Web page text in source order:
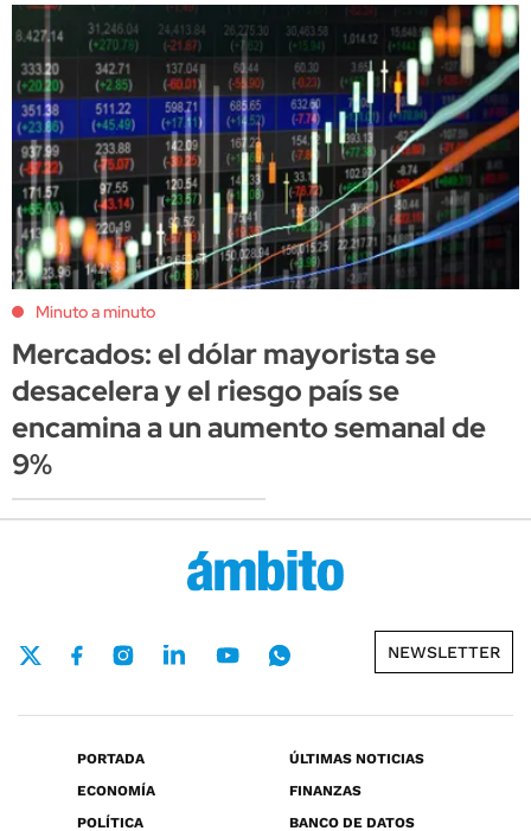
Minuto a minuto
Mercados: el dólar mayorista se
desacelera y el riesgo país se
encamina a un aumento semanal de
9%
NEWSLETTER
PORTADA
ÚLTIMAS NOTICIAS
ECONOMÍA
FINANZAS
POLÍTICA
BANCO DE DATOS